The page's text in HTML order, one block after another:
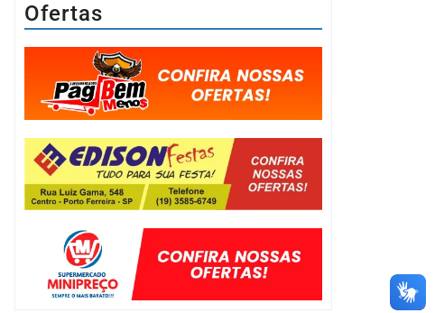
Ofertas